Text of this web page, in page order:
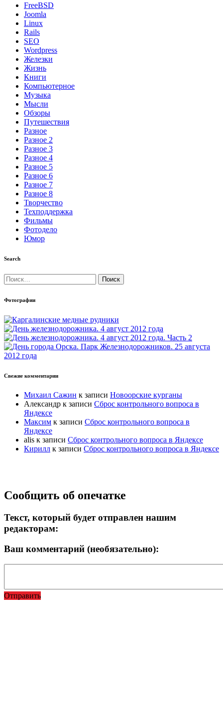
FreeBSD
Joomla
Linux
Rails
SEO
Wordpress
Железки
Жизнь
Книги
Компьютерное
Музыка
Мысли
Обзоры
Путешествия
Разное
Разное 2
Разное 3
Разное 4
Разное 5
Разное 6
Разное 7
Разное 8
Творчество
Техподдержка
Фильмы
Фотодело
Юмор
Search
Найти:
Фотографии
Свежие комментарии
Михаил Сажин к записи Новоорские курганы
Александр к записи Сброс контрольного вопроса в
Яндексе
Максим к записи Сброс контрольного вопроса в
Яндексе
alis к записи Сброс контрольного вопроса в Яндексе
Кирилл к записи Сброс контрольного вопроса в Яндексе
Прокрутка
вверх
Сообщить об опечатке
Текст, который будет отправлен нашим
редакторам:
Ваш комментарий (необязательно):
Отправить